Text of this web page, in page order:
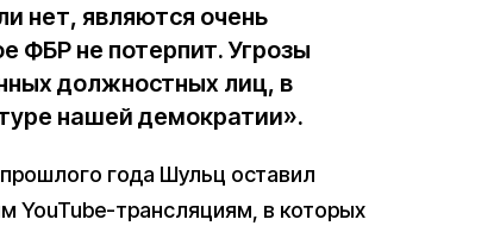
нет, являются очень
ФБР не потерпит. Угрозы
должностных лиц, в
нашей демократии».
года Шульц оставил
YouTube-трансляциям, в которых